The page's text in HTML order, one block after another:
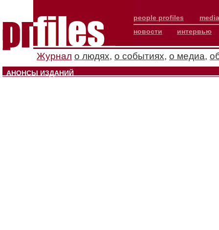
people profiles
новости
интервью
Журнал о людях, о событиях, о медиа,
АНОНСЫ ИЗДАНИЙ